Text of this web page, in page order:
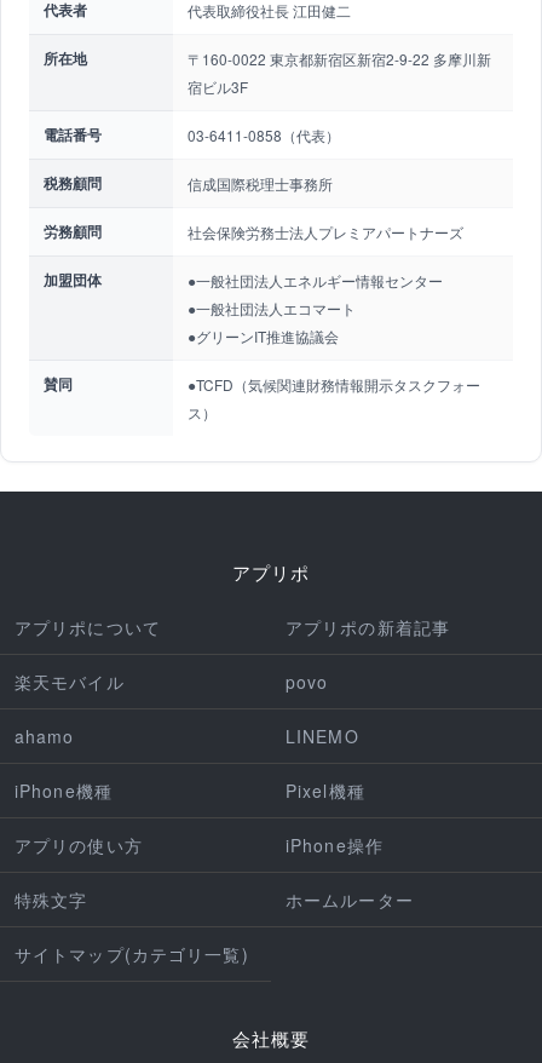
代表者 代表取締役社長 江田健二
所在地
〒160-0022 東京都新宿区新宿2-9-22 多摩川新
宿ビル3F
電話番号 03-6411-0858（代表）
税務顧問 信成国際税理士事務所
労務顧問 社会保険労務士法人プレミアパートナーズ
加盟団体
●一般社団法人エネルギー情報センター
●一般社団法人エコマート
●グリーンIT推進協議会
賛同
●TCFD（気候関連財務情報開示タスクフォー
ス）
アプリポ
アプリポについて アプリポの新着記事
楽天モバイル povo
ahamo LINEMO
iPhone機種 Pixel機種
アプリの使い方 iPhone操作
特殊文字 ホームルーター
サイトマップ(カテゴリ一覧)
会社概要